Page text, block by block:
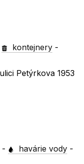
kontejnery -
Petýrkova 1953
- havárie vody -